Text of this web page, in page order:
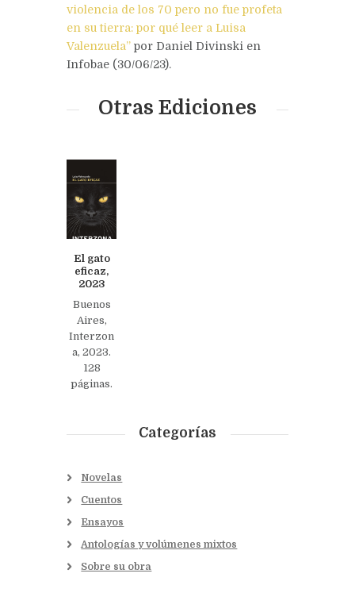
violencia de los 70 pero no fue profeta
en su tierra: por qué leer a Luisa
Valenzuela” por Daniel Divinski en
Infobae (30/06/23).
Otras Ediciones
El gato
eficaz,
2023
Buenos
Aires,
Interzon
a, 2023.
128
páginas.
Categorías
Novelas
Cuentos
Ensayos
Antologías y volúmenes mixtos
Sobre su obra